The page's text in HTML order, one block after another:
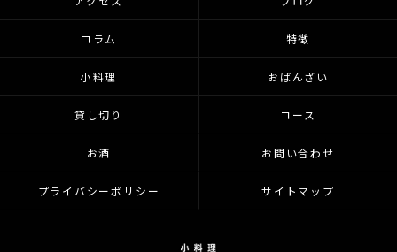
コラム 特徴
小料理 おばんざい
貸し切り コース
お酒 お問い合わせ
プライバシーポリシー サイトマップ